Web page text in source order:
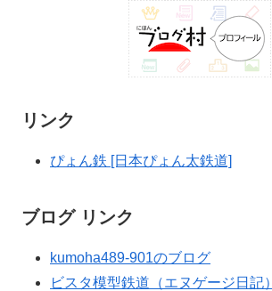
リンク
ぴょん鉄 [日本ぴょん太鉄道]
ブログ リンク
kumoha489-901のブログ
ビスタ模型鉄道（エヌゲージ日記）